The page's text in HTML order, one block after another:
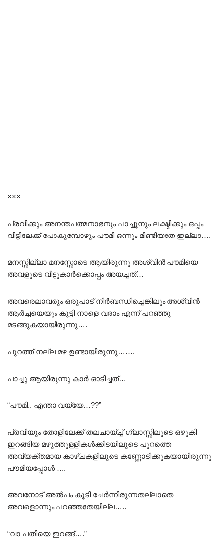
×××
പ്രവിക്കും അനന്തപത്മനാഭനും പാച്ചൂനും ലക്ഷ്മിക്കും ഒപ്പം
വീട്ടിലേക്ക് പോകുമ്പോഴും പൗമി ഒന്നും മിണ്ടിയതേ ഇല്ലാ….
മനസ്സില്ലാ മനസ്സോടെ ആയിരുന്നു അശ്വിൻ പൗമിയെ
അവളുടെ വീട്ടുകാർക്കൊപ്പം അയച്ചത്…
അവരെലാവരും ഒരുപാട് നിർബന്ധിച്ചെങ്കിലും അശ്വിൻ
ആർച്ചയെയും കൂട്ടി നാളെ വരാം എന്ന് പറഞ്ഞു
മടങ്ങുകയായിരുന്നു….
പുറത്ത് നല്ല മഴ ഉണ്ടായിരുന്നു…….
പാച്ചു ആയിരുന്നു കാർ ഓടിച്ചത്…
“പൗമി.. എന്താ വയ്യേ…??”
പ്രവിയും തോളിലേക്ക് തലചായ്ച്ച് ഗ്ലാസ്സിലൂടെ ഒഴുകി
ഇറങ്ങിയ മഴുത്തുള്ളികൾക്കിടയിലൂടെ പുറത്തെ
അവ്യക്തമായ കാഴ്ചകളിലൂടെ കണ്ണോടിക്കുകയായിരുന്നു
പൗമിയപ്പോൾ…..
അവനോട് അൽപം കൂടി ചേർന്നിരുന്നതല്ലാതെ
അവളൊന്നും പറഞ്ഞതേയില്ല…..
“വാ പതിയെ ഇറങ്ങ്….”